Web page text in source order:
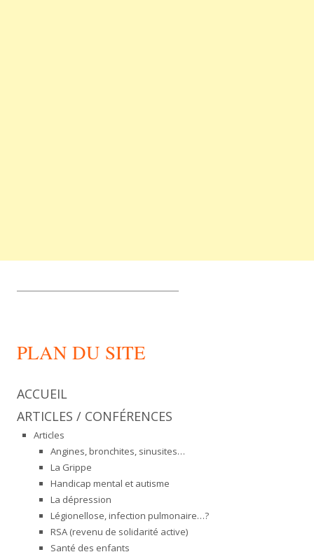
PLAN DU SITE
ACCUEIL
ARTICLES / CONFÉRENCES
Articles
Angines, bronchites, sinusites…
La Grippe
Handicap mental et autisme
La dépression
Légionellose, infection pulmonaire…?
RSA (revenu de solidarité active)
Santé des enfants